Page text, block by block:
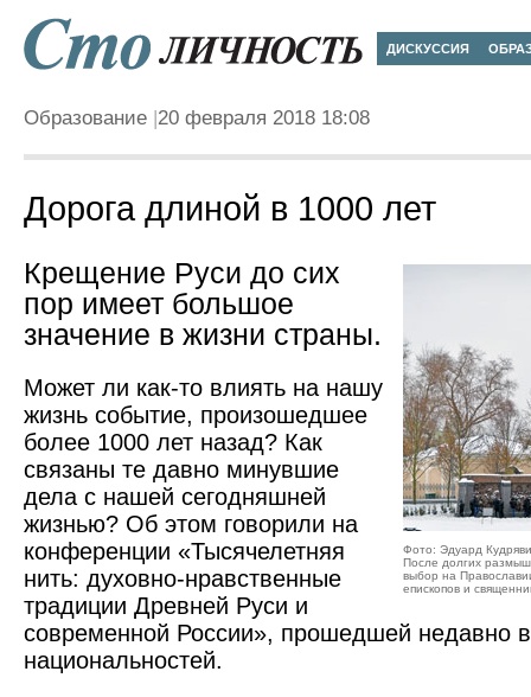
ДИСКУССИЯ
Образование 20 февраля 2018 18:08
Дорога длиной в 1000 лет
Фото: Эдуард
После долгих
выбор на
епископов и
Крещение Руси до сих
пор имеет большое
значение в жизни страны.
Может ли как-то влиять на нашу
жизнь событие, произошедшее
более 1000 лет назад? Как
связаны те давно минувшие
дела с нашей сегодняшней
жизнью? Об этом говорили на
конференции «Тысячелетняя
нить: духовно-нравственные
традиции Древней Руси и
современной России», прошедшей недавно
национальностей.